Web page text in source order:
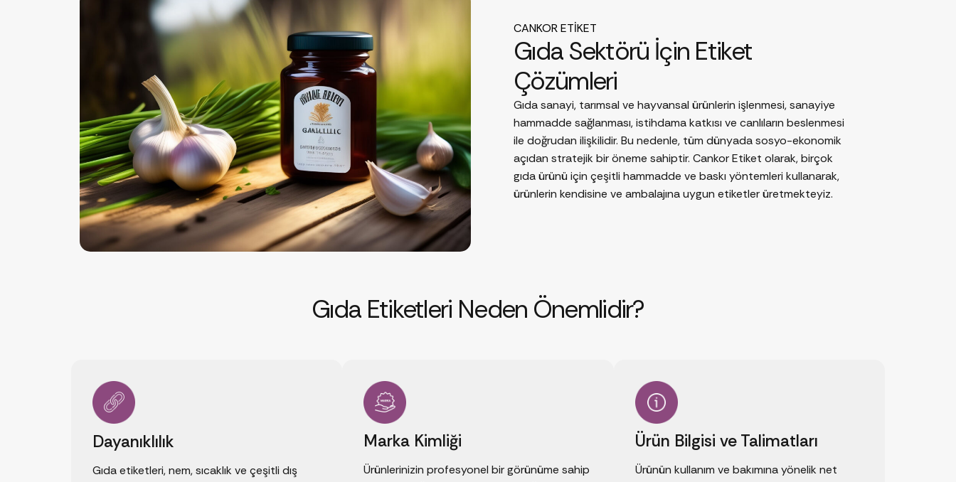
CANKOR ETİKET
Gıda Sektörü İçin Etiket
Çözümleri
Gıda sanayi, tarımsal ve hayvansal ürünlerin işlenmesi, sanayiye
hammadde sağlanması, istihdama katkısı ve canlıların beslenmesi
ile doğrudan ilişkilidir. Bu nedenle, tüm dünyada sosyo-ekonomik
açıdan stratejik bir öneme sahiptir. Cankor Etiket olarak, birçok
gıda ürünü için çeşitli hammadde ve baskı yöntemleri kullanarak,
ürünlerin kendisine ve ambalajına uygun etiketler üretmekteyiz.
Gıda Etiketleri Neden Önemlidir?
Dayanıklılık
Gıda etiketleri, nem, sıcaklık ve çeşitli dış
Marka Kimliği
Ürünlerinizin profesyonel bir görünüme sahip
Ürün Bilgisi ve Talimatları
Ürünün kullanım ve bakımına yönelik net